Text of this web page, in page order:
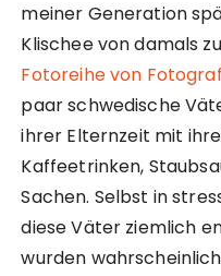
meiner Generation
Klischee von damals
Fotoreihe von
paar schwedische
ihrer Elternzeit mit
Kaffeetrinken,
Sachen. Selbst in
diese Väter ziemlich
wurden